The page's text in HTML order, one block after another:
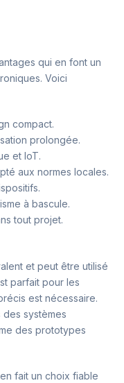
qui en font un
Voici
compact.
prolongée.
et IoT.
aux normes locales.
à bascule.
tout projet.
et peut être utilisé
parfait pour les
est nécessaire.
des systèmes
des prototypes
fait un choix fiable